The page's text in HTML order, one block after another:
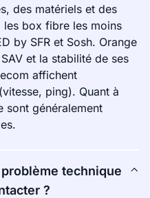
des matériels et des
box fibre les moins
by SFR et Sosh. Orange
et la stabilité de ses
affichent
ping). Quant à
sont généralement
technique
?